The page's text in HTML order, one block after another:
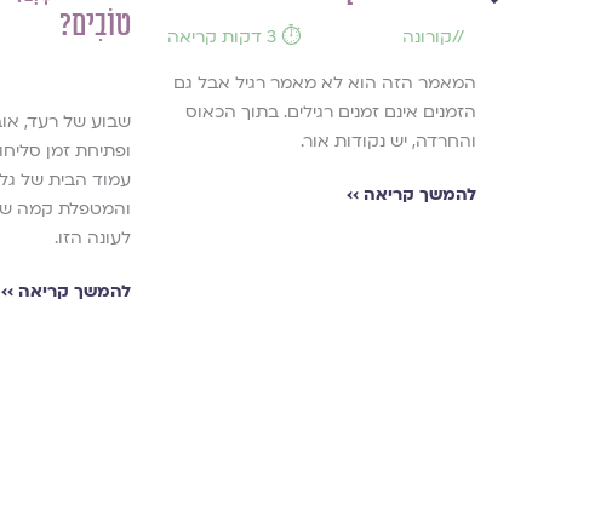
//קורונה
⏱️ 3 דקות קריאה
המאמר הזה הוא לא מאמר רגיל אבל גם
הזמנים אינם זמנים רגילים. בתוך הכאוס
והחרדה, יש נקודות אור.
להמשך קריאה ››
טוֹבִים?
שבוע של רעד,
ופתיחת זמן
עמוד הבית של
והמטפלת קמה
לעונה הזו.
להמשך קריאה ››